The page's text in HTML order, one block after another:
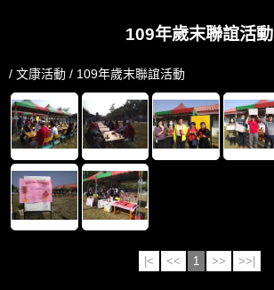
109年歲末聯誼活動
/ 文康活動 / 109年歲末聯誼活動
|< << 1 >> >>|